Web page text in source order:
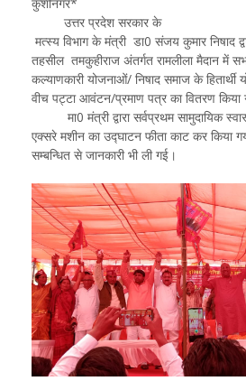
उत्तर प्रदेश सरकार के
मत्स्य विभाग के मंत्री डा0 संजय कुमार निषाद
तहसील तमकुहीराज अंतर्गत रामलीला मैदान में
कल्याणकारी योजनाओं/ निषाद समाज के हितार्थी
वीच पट्टा आवंटन/प्रमाण पत्र का वितरण किया
मा0 मंत्री द्वारा सर्वप्रथम सामुदायिक
एक्सरे मशीन का उद्घाटन फीता काट कर किया
सम्बन्धित से जानकारी भी ली गई।